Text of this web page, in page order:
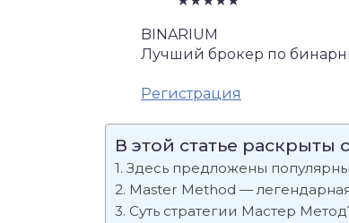
BINARIUM
Лучший брокер по
Регистрация
В этой статье
Здесь предложены
Master Method —
Суть стратегии Мастер